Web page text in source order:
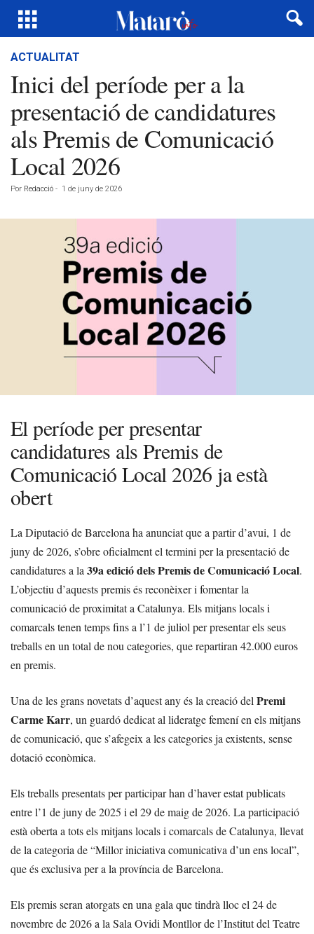
ACTUALITAT
Inici del període per a la
presentació de candidatures
als Premis de Comunicació
Local 2026
Por Redacció - 1 de juny de 2026
El període per presentar
candidatures als Premis de
Comunicació Local 2026 ja està
obert
La Diputació de Barcelona ha anunciat que a partir d’avui, 1 de
juny de 2026, s’obre oficialment el termini per la presentació de
candidatures a la 39a edició dels Premis de Comunicació Local.
L’objectiu d’aquests premis és reconèixer i fomentar la
comunicació de proximitat a Catalunya. Els mitjans locals i
comarcals tenen temps fins a l’1 de juliol per presentar els seus
treballs en un total de nou categories, que repartiran 42.000 euros
en premis.
Una de les grans novetats d’aquest any és la creació del Premi
Carme Karr, un guardó dedicat al lideratge femení en els mitjans
de comunicació, que s’afegeix a les categories ja existents, sense
dotació econòmica.
Els treballs presentats per participar han d’haver estat publicats
entre l’1 de juny de 2025 i el 29 de maig de 2026. La participació
està oberta a tots els mitjans locals i comarcals de Catalunya, llevat
de la categoria de “Millor iniciativa comunicativa d’un ens local”,
que és exclusiva per a la província de Barcelona.
Els premis seran atorgats en una gala que tindrà lloc el 24 de
novembre de 2026 a la Sala Ovidi Montllor de l’Institut del Teatre